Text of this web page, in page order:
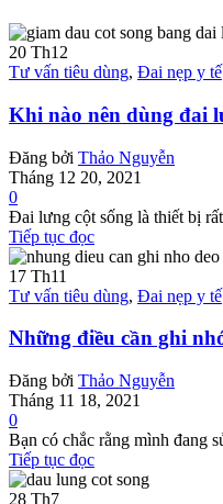
20 Th12
Tư vấn tiêu dùng, Đai nẹp y tế
Khi nào nên dùng đai
Đăng bởi Thảo Nguyễn
Tháng 12 20, 2021
0
Đai lưng cột sống là thiết bị
Tiếp tục đọc
17 Th11
Tư vấn tiêu dùng, Đai nẹp y tế
Những điều cần ghi
Đăng bởi Thảo Nguyễn
Tháng 11 18, 2021
0
Bạn có chắc rằng mình đang
Tiếp tục đọc
28 Th7